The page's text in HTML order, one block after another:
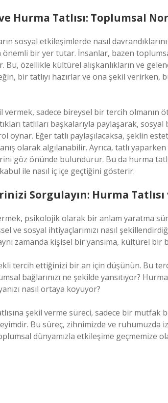
Hurma Tatlısı: Toplumsal
sosyal etkileşimlerde nasıl
bir yer tutar. İnsanlar, bazen
Bu, özellikle kültürel alışkanlıkların ve
bir tatlıyı hazırlar ve ona şekil verirken,
vermek, sadece bireysel bir tercih olmanın
tatlıları başkalarıyla paylaşarak,
oynar. Eğer tatlı paylaşılacaksa, şeklin
olarak algılanabilir. Ayrıca, tatlı
göz önünde bulundurur. Bu da hurma
ile nasıl iç içe geçtiğini gösterir.
Sorgulayın: Hurma
psikolojik olarak bir anlam yaratma
ve sosyal ihtiyaçlarımızı nasıl
zamanda kişisel bir yansıma, kültürel bir
tercih ettiğinizi bir an için düşünün. Bu
bağlarınızı ne şekilde yansıtıyor?
nasıl ortaya koyuyor?
şekil verme süreci, sadece bir mutfak
Bu süreç, zihnimizde ve ruhumuzda
dünyamızla etkileşime geçmemize